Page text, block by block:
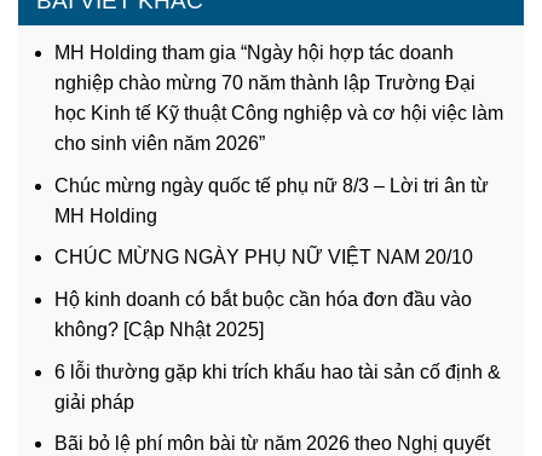
MH Holding tham gia “Ngày hội hợp tác doanh
nghiệp chào mừng 70 năm thành lập Trường Đại
học Kinh tế Kỹ thuật Công nghiệp và cơ hội việc làm
cho sinh viên năm 2026”
Chúc mừng ngày quốc tế phụ nữ 8/3 – Lời tri ân từ
MH Holding
CHÚC MỪNG NGÀY PHỤ NỮ VIỆT NAM 20/10
Hộ kinh doanh có bắt buộc cần hóa đơn đầu vào
không? [Cập Nhật 2025]
6 lỗi thường gặp khi trích khấu hao tài sản cố định &
giải pháp
Bãi bỏ lệ phí môn bài từ năm 2026 theo Nghị quyết